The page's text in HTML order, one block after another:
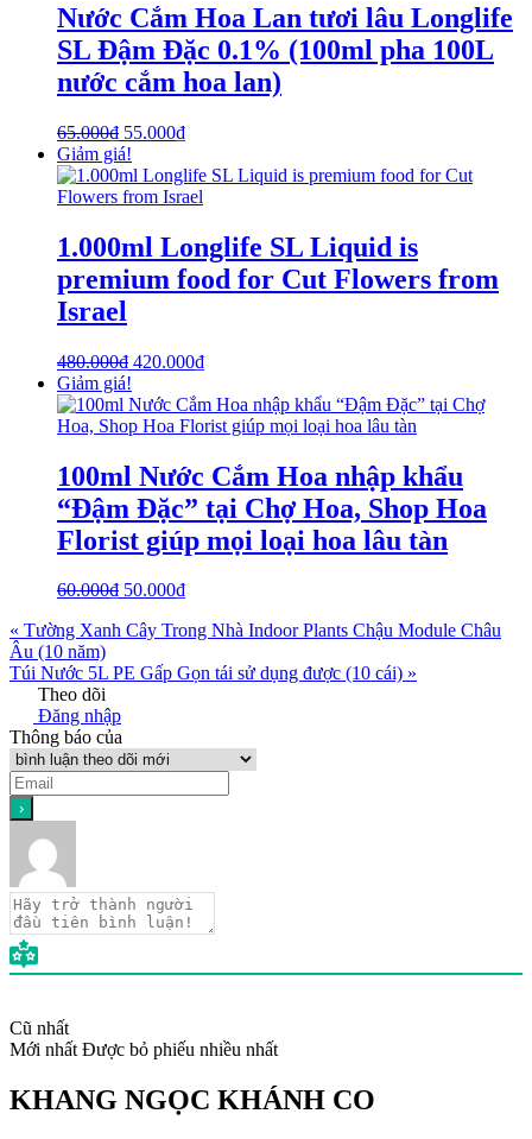
Nước Cắm Hoa Lan tươi lâu Longlife
SL Đậm Đặc 0.1% (100ml pha 100L
nước cắm hoa lan)
65.000₫ 55.000₫
Giảm giá!
1.000ml Longlife SL Liquid is
premium food for Cut Flowers from
Israel
480.000₫ 420.000₫
Giảm giá!
100ml Nước Cắm Hoa nhập khẩu
“Đậm Đặc” tại Chợ Hoa, Shop Hoa
Florist giúp mọi loại hoa lâu tàn
60.000₫ 50.000₫
« Tường Xanh Cây Trong Nhà Indoor Plants Chậu Module Châu
Âu (10 năm)
Túi Nước 5L PE Gấp Gọn tái sử dụng được (10 cái) »
Theo dõi
Đăng nhập
Thông báo của
Cũ nhất
Mới nhất Được bỏ phiếu nhiều nhất
KHANG NGỌC KHÁNH CO